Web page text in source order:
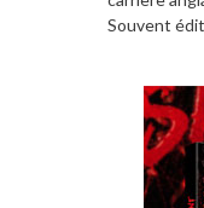
Souvent